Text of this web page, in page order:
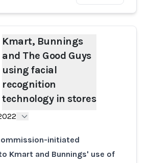
Kmart, Bunnings
and The Good Guys
using facial
recognition
technology in stores
initiated
Kmart and Bunnings' use of